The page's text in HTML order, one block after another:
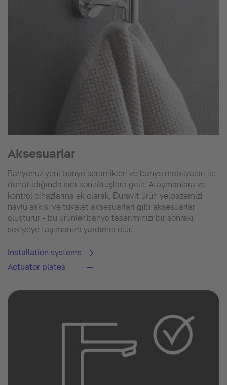
Aksesuarlar
Banyonuz yeni banyo seramikleri ve banyo mobilyaları ile
donatıldığında sıra son rötuşlara gelir. Ataşmanlara ve
kontrol cihazlarına ek olarak, Duravit ürün yelpazemizi
havlu askısı ve tuvalet aksesuarları gibi aksesuarlar
oluşturur - bu ürünler banyo tasarımınızı bir sonraki
seviyeye taşımanıza yardımcı olur.
Installation systems
Actuator plates